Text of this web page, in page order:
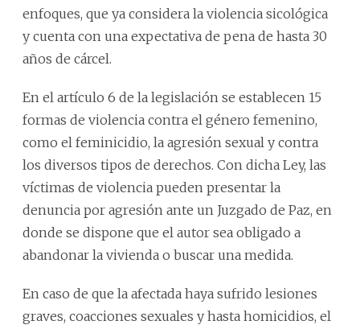
enfoques, que ya considera la violencia sicológica
y cuenta con una expectativa de pena de hasta 30
años de cárcel.
En el artículo 6 de la legislación se establecen 15
formas de violencia contra el género femenino,
como el feminicidio, la agresión sexual y contra
los diversos tipos de derechos. Con dicha Ley, las
víctimas de violencia pueden presentar la
denuncia por agresión ante un Juzgado de Paz, en
donde se dispone que el autor sea obligado a
abandonar la vivienda o buscar una medida.
En caso de que la afectada haya sufrido lesiones
graves, coacciones sexuales y hasta homicidios, el